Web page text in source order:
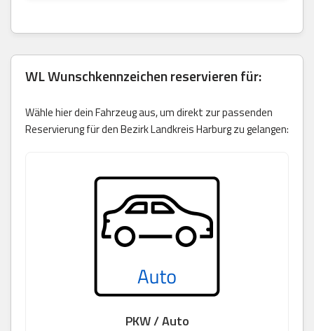
WL Wunschkennzeichen reservieren für:
Wähle hier dein Fahrzeug aus, um direkt zur passenden
Reservierung für den Bezirk Landkreis Harburg zu gelangen:
PKW / Auto